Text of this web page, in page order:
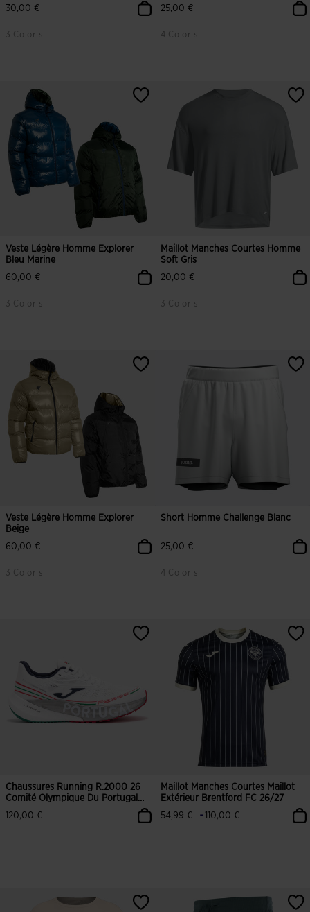
30,00 €
3 Coloris
25,00 €
4 Coloris
Veste Légère Homme Explorer
Bleu Marine
60,00 €
3 Coloris
Maillot Manches Courtes Homme
Soft Gris
20,00 €
3 Coloris
Veste Légère Homme Explorer
Beige
60,00 €
3 Coloris
Short Homme Challenge Blanc
25,00 €
4 Coloris
Chaussures Running R.2000 26
Comité Olympique Du Portugal
Unisexe Blanc
120,00 €
Maillot Manches Courtes Maillot
Extérieur Brentford FC 26/27
54,99 €
- 110,00 €